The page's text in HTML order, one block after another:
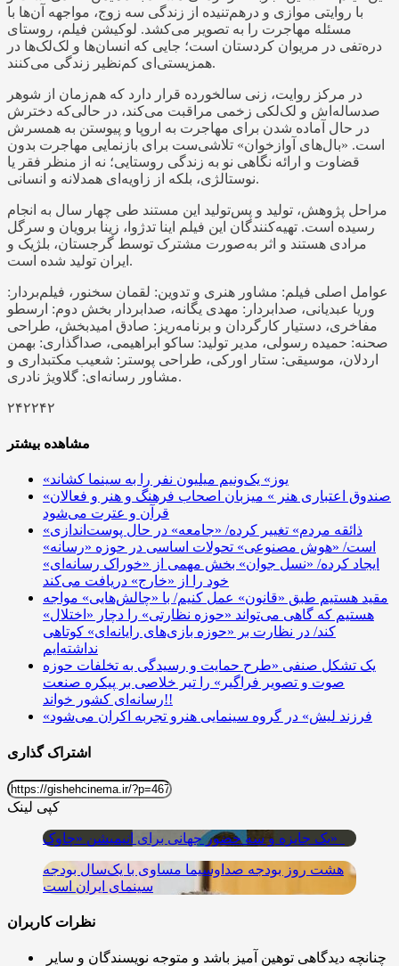
با روایتی موازی و درهم‌تنیده از زندگی سه زوج، مواجهه آن‌ها با
مسئله مهاجرت را به تصویر می‌کشد. لوکیشن فیلم، روستای
دره‌تفی در مریوان کردستان است؛ جایی که انسان‌ها و لک‌لک‌ها در
همزیستی‌ای کم‌نظیر زندگی می‌کنند.
در مرکز روایت، زنی سالخورده قرار دارد که هم‌زمان از شوهر
صدساله‌اش و لک‌لکی زخمی مراقبت می‌کند، در حالی‌که دخترش
در حال آماده شدن برای مهاجرت به اروپا و پیوستن به همسرش
است. «بال‌های آوازخوان» تلاشی‌ست برای بازنمایی مهاجرت بدون
قضاوت و ارائه نگاهی نو به زندگی روستایی؛ نه از منظر فقر یا
نوستالژی، بلکه از زاویه‌ای همدلانه و انسانی.
مراحل پژوهش، تولید و پس‌تولید این مستند طی چهار سال به انجام
رسیده است. تهیه‌کنندگان این فیلم اینا تدژوا، زینا برویان و سرگل
مرادی هستند و اثر به‌صورت مشترک توسط گرجستان، بلژیک و
ایران تولید شده است.
عوامل اصلی فیلم: مشاور هنری و تدوین: لقمان سخنور، فیلم‌بردار:
وریا عبدیانی، صدابردار: مهدی یگانه، صدابردار بخش دوم: ارسطو
مفاخری، دستیار کارگردان و برنامه‌ریز: صادق امیدبخش، طراحی
صحنه: حمیده رسولی، مدیر تولید: ساکو ابراهیمی، صداگذاری: بهمن
اردلان، موسیقی: ستار اورکی، طراحی پوستر: شعیب مکتبداری و
مشاور رسانه‌ای: گلاویژ نادری.
۲۴۲۲۴۲
مشاهده بیشتر
«یوز» یک‌ونیم میلیون نفر را به سینما کشاند
«صندوق اعتباری هنر » میزبان اصحاب فرهنگ و هنر و فعالان
قرآن و عترت می‌شود
«ذائقه مردم» تغییر کرده/ «جامعه» در حال پوست‌اندازی
است/ «هوش مصنوعی» تحولات اساسی در حوزه «رسانه»
ایجاد کرده/ «نسل جوان» بخش مهمی از «خوراک رسانه‌ای»
خود را از «خارج» دریافت می‌کند
مقید هستیم طبق «قانون» عمل کنیم/ با «چالش‌هایی» مواجه
هستیم که گاهی می‌تواند «حوزه نظارتی» را دچار «اختلال»
کند/ در نظارت بر «حوزه بازی‌های رایانه‌ای» کوتاهی
نداشته‌ایم
یک تشکل‌ صنفی «طرح حمایت و رسیدگی به تخلفات حوزه
صوت و تصویر فراگیر» را تیر خلاصی بر پیکره صنعت
رسانه‌ای کشور خواند!!
«فرزند لیش» در گروه سینمایی هنرو تجربه اکران می‌شود
اشتراک گذاری
کپی لینک
یک جایزه و سه حضور جهانی برای انیمیشن «چاوک»
هشت روز بودجه صداوسیما مساوی با یک‌سال بودجه
سینمای ایران است
نظرات کاربران